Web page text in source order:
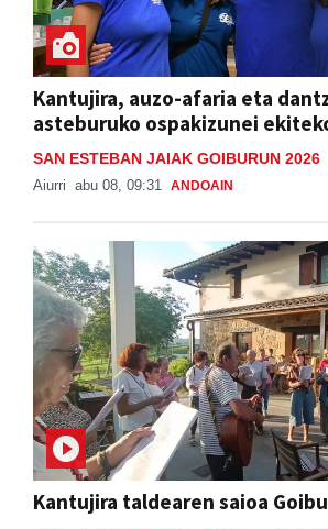
Kantujira, auzo-afaria eta
asteburuko ospakizunei
SAN ESTEBAN JAIAK GOIBURUN 2026
Aiurri abu 08, 09:31 ANDOAIN
Kantujira taldearen saioa